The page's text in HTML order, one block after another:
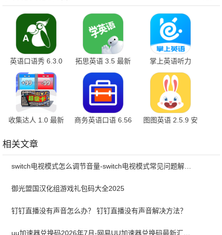
英语口语秀 6.3.0
拓思英语 3.5 最新
版
掌上英语听力
1.6.3
收集达人 1.0 最新
商务英语口语 6.56
图图英语 2.5.9 安
相关文章
switch电视模式怎么调节音量-switch电视模式常见问题解决方案
御光盟国汉化组游戏礼包码大全2025
钉钉直播没有声音怎么办？ 钉钉直播没有声音解决方法？